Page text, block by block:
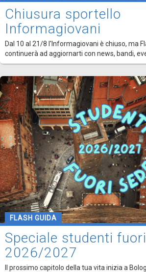
Chiusura sportello
Informagiovani
Dal 10 al 21/8 l'Informagiovani è chiuso, ma
continuerà ad aggiornarti con news, bandi,
FLASH GUIDA
Speciale studenti
2026/2027
Il prossimo capitolo della tua vita inizia a